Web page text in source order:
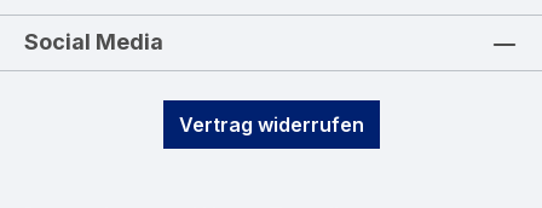
Social Media
Vertrag widerrufen